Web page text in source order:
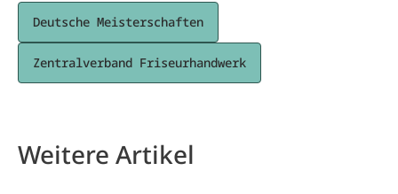
Deutsche Meisterschaften
Zentralverband Friseurhandwerk
Weitere Artikel